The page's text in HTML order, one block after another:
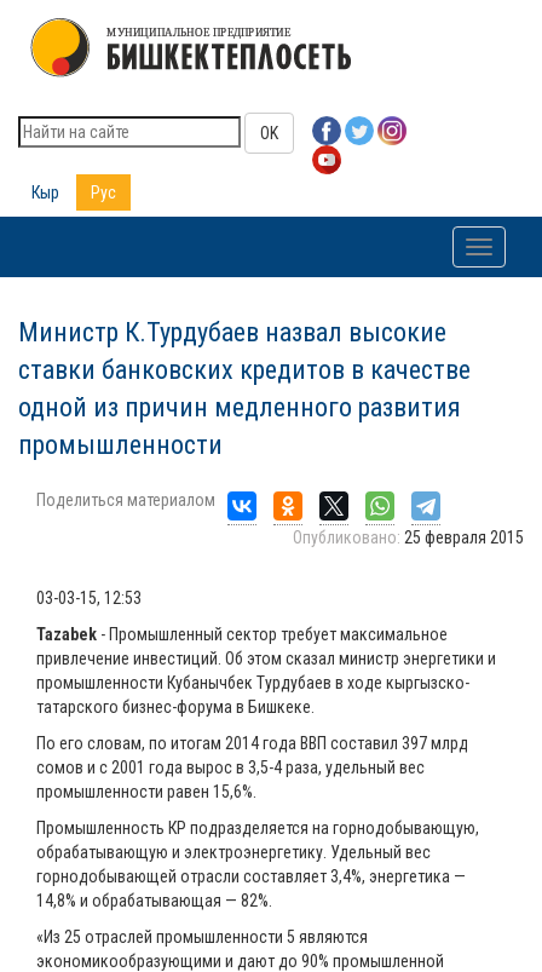
OK
Кыр Рус
Toggle
Министр К.Турдубаев назвал высокие
ставки банковских кредитов в качестве
одной из причин медленного развития
промышленности
Поделиться материалом
Опубликовано: 25 февраля 2015
03-03-15, 12:53
Tazabek - Промышленный сектор требует максимальное
привлечение инвестиций. Об этом сказал министр энергетики и
промышленности Кубанычбек Турдубаев в ходе кыргызско-
татарского бизнес-форума в Бишкеке.
По его словам, по итогам 2014 года ВВП составил 397 млрд
сомов и с 2001 года вырос в 3,5-4 раза, удельный вес
промышленности равен 15,6%.
Промышленность КР подразделяется на горнодобывающую,
обрабатывающую и электроэнергетику. Удельный вес
горнодобывающей отрасли составляет 3,4%, энергетика —
14,8% и обрабатывающая — 82%.
«Из 25 отраслей промышленности 5 являются
экономикообразующими и дают до 90% промышленной